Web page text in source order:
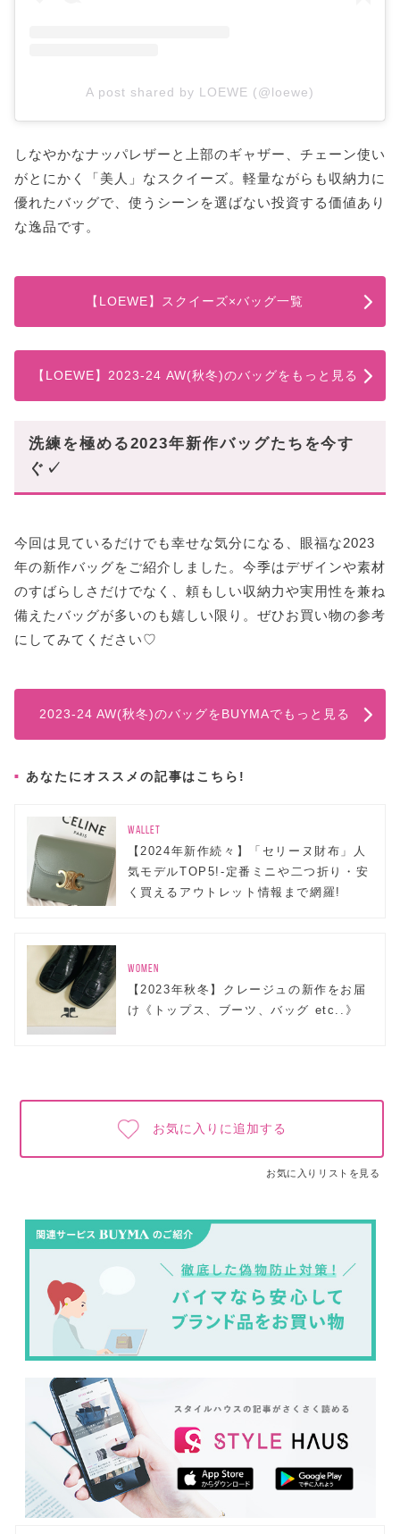
A post shared by LOEWE (@loewe)
しなやかなナッパレザーと上部のギャザー、チェーン使い
がとにかく「美人」なスクイーズ。軽量ながらも収納力に
優れたバッグで、使うシーンを選ばない投資する価値あり
な逸品です。
【LOEWE】スクイーズ×バッグ一覧
【LOEWE】2023-24 AW(秋冬)のバッグをもっと見る
洗練を極める2023年新作バッグたちを今す
ぐ✓
今回は見ているだけでも幸せな気分になる、眼福な2023
年の新作バッグをご紹介しました。今季はデザインや素材
のすばらしさだけでなく、頼もしい収納力や実用性を兼ね
備えたバッグが多いのも嬉しい限り。ぜひお買い物の参考
にしてみてください♡
2023-24 AW(秋冬)のバッグをBUYMAでもっと見る
あなたにオススメの記事はこちら!
WALLET
【2024年新作続々】「セリーヌ財布」人
気モデルTOP5!-定番ミニや二つ折り・安
く買えるアウトレット情報まで網羅!
WOMEN
【2023年秋冬】クレージュの新作をお届
け《トップス、ブーツ、バッグ etc..》
お気に入りに追加する
お気に入りリストを見る